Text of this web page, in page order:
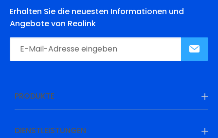
Erhalten Sie die neuesten Informationen und
Angebote von Reolink
PRODUKTE
DIENSTLEISTUNGEN